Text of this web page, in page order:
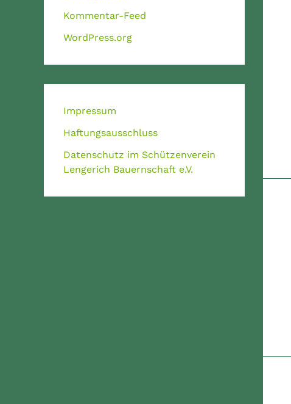
Kommentar-Feed
WordPress.org
Impressum
Haftungsausschluss
Datenschutz im Schützenverein
Lengerich Bauernschaft e.V.